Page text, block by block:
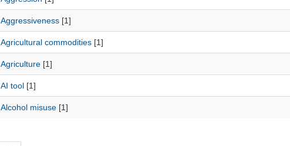
Aggressiveness[1]
Agricultural commodities[1]
Agriculture[1]
AI tool[1]
Alcohol misuse[1]